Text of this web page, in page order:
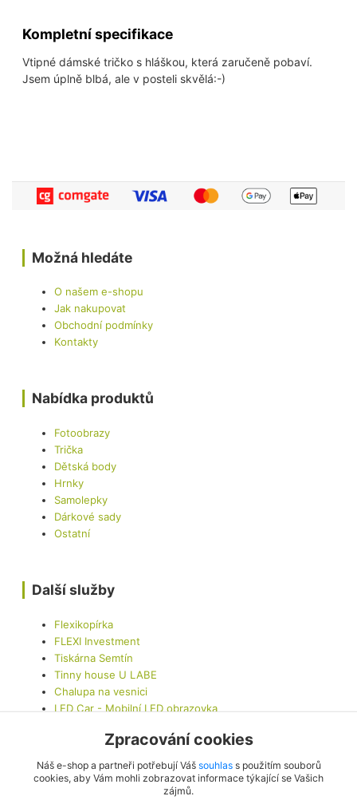
Kompletní specifikace
Vtipné dámské tričko s hláškou, která zaručeně pobaví.
Jsem úplně blbá, ale v posteli skvělá:-)
Možná hledáte
O našem e-shopu
Jak nakupovat
Obchodní podmínky
Kontakty
Nabídka produktů
Fotoobrazy
Trička
Dětská body
Hrnky
Samolepky
Dárkové sady
Ostatní
Další služby
Flexikopírka
FLEXI Investment
Tiskárna Semtín
Tinny house U LABE
Chalupa na vesnici
LED Car - Mobilní LED obrazovka
Kontaktujte nás
Zpracování cookies
Náš e-shop a partneři potřebují Váš souhlass použitím souborů
cookies, aby Vám mohli zobrazovat informace týkající se Vašich
zájmů.